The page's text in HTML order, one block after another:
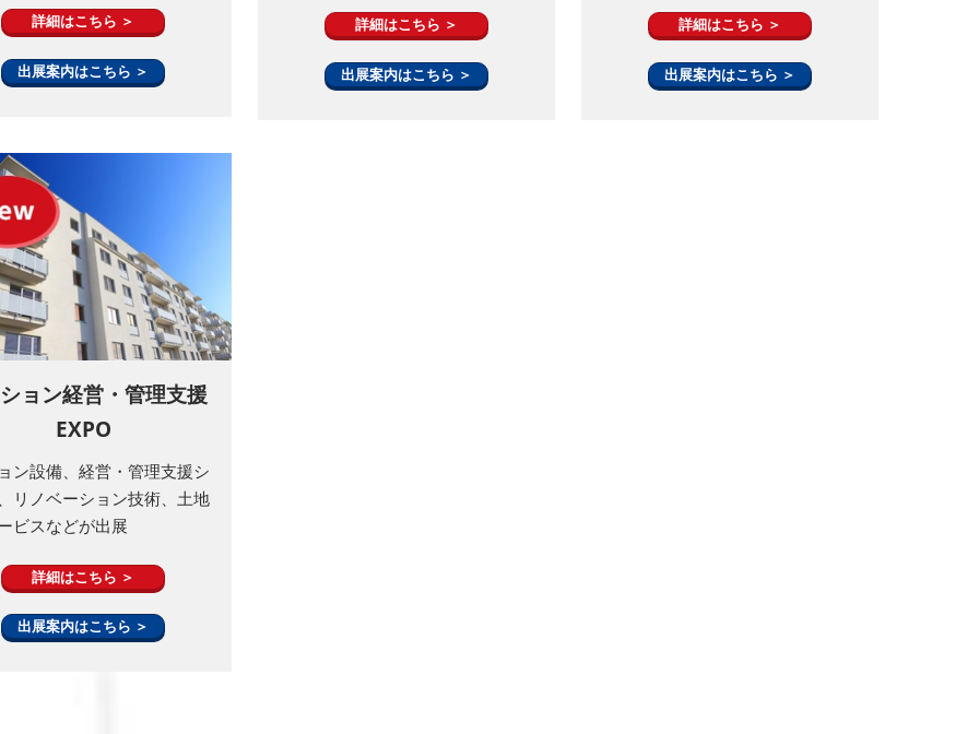
詳細はこちら ＞
出展案内はこちら ＞
詳細はこちら ＞
出展案内はこちら ＞
詳細はこちら ＞
出展案内はこちら ＞
ョン経営・管理支援
EXPO
ン設備、経営・管理支援シ
リノベーション技術、土地
ビスなどが出展
詳細はこちら ＞
出展案内はこちら ＞